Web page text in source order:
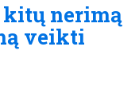
nerimą
veikti